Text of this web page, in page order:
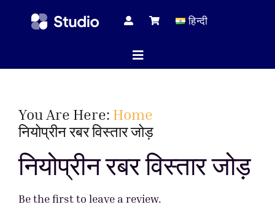
हिन्दी
Toggle
तकनीकी
You Are Here: Home
नियोप्रीन रबर विस्तार जोड़
नियोप्रीन रबर विस्तार जोड़
Be the first to leave a review.